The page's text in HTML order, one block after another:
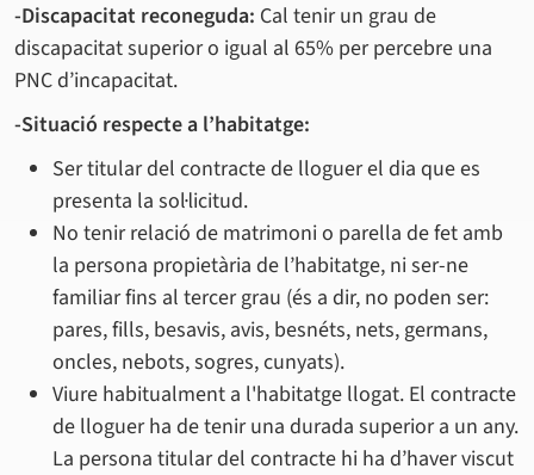
-Discapacitat reconeguda: Cal tenir un grau de
discapacitat superior o igual al 65% per percebre una
PNC d’incapacitat.
-Situació respecte a l’habitatge:
Ser titular del contracte de lloguer el dia que es
presenta la sol·licitud.
No tenir relació de matrimoni o parella de fet amb
la persona propietària de l’habitatge, ni ser-ne
familiar fins al tercer grau (és a dir, no poden ser:
pares, fills, besavis, avis, besnéts, nets, germans,
oncles, nebots, sogres, cunyats).
Viure habitualment a l'habitatge llogat. El contracte
de lloguer ha de tenir una durada superior a un any.
La persona titular del contracte hi ha d’haver viscut